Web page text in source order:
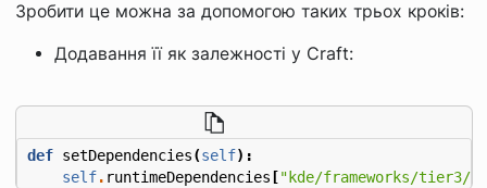
Зробити це можна за допомогою таких трьох кроків:
Додавання її як залежності у Craft:
def setDependencies(self):
self. runtimeDependencies ["kde/frameworks/tier3/